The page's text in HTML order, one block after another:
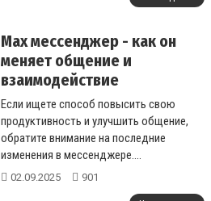
Max мессенджер - как он
меняет общение и
взаимодействие
пользователей
Если ищете способ повысить свою
продуктивность и улучшить общение,
обратите внимание на последние
изменения в мессенджере....
02.09.2025 901